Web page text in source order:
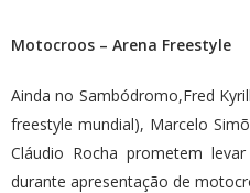
Motocroos – Arena Freestyle
Ainda no Sambódromo,Fred
freestyle mundial), Marcelo
Cláudio Rocha prometem
durante apresentação de